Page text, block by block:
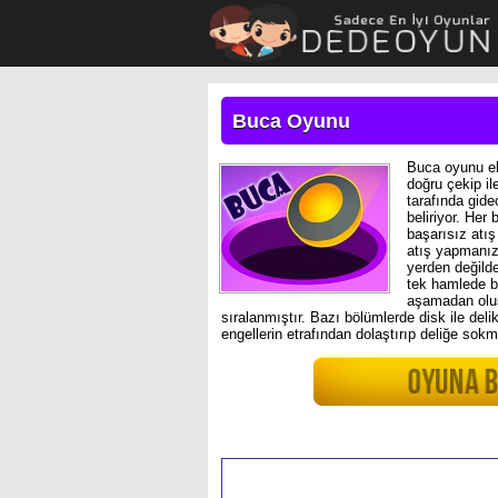
Buca Oyunu
Buca oyunu
doğru çekip
tarafında
beliriyor. Her
başarısız
atış
yerden
tek hamlede
aşamadan
sıralanmıştır. Bazı bölümlerde disk ile
engellerin etrafından dolaştırıp deliğe